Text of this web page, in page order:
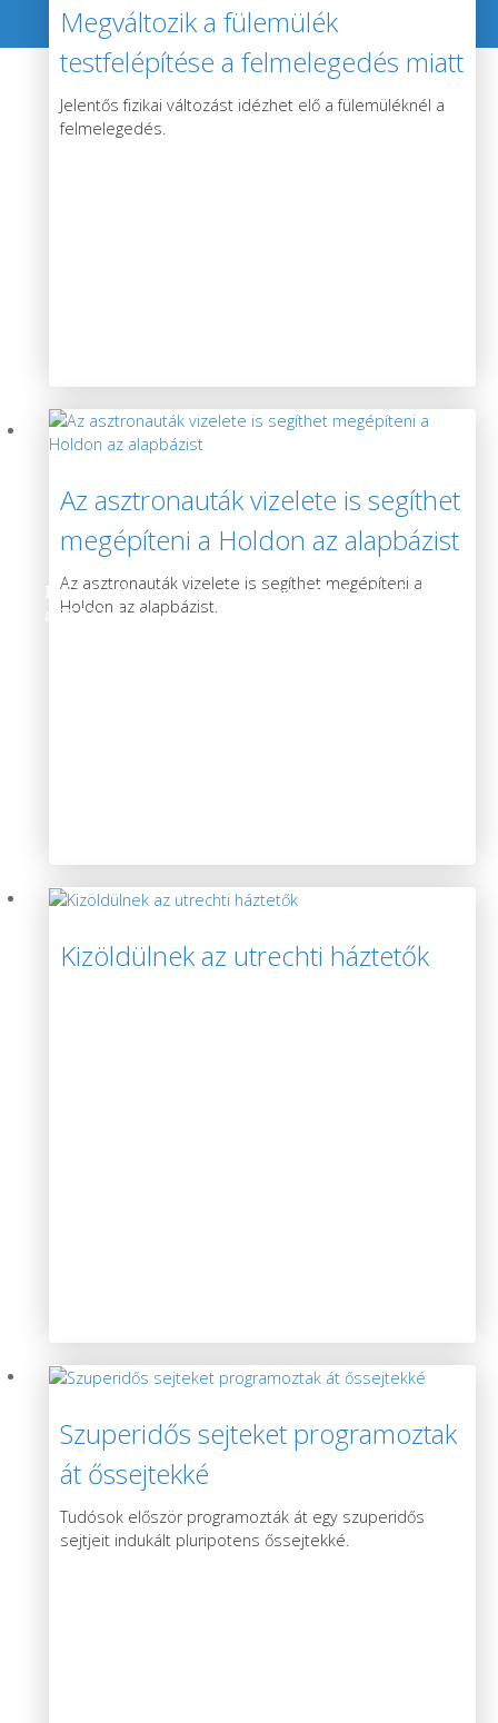
Épületeink szigetelésével még többet tehetünk
a Földünkért
Megváltozik a fülemülék
testfelépítése a felmelegedés miatt
Jelentős fizikai változást idézhet elő a fülemüléknél a
felmelegedés.
Az asztronauták vizelete is segíthet
megépíteni a Holdon az alapbázist
Az asztronauták vizelete is segíthet megépíteni a
Holdon az alapbázist.
Kizöldülnek az utrechti háztetők
Szuperidős sejteket programoztak
át őssejtekké
Tudósok először programozták át egy szuperidős
sejtjeit indukált pluripotens őssejtekké.